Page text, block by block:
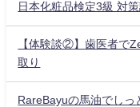
日本化粧品検定3級 対
【体験談②】歯医者で
取り
RareBayuの馬油でしっ